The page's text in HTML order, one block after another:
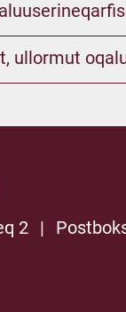
ullormut
2 |